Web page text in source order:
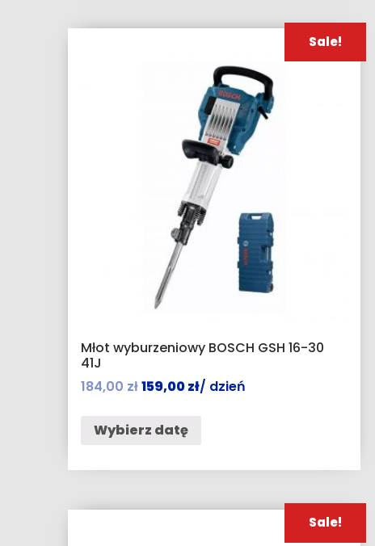
Sale!
Młot wyburzeniowy BOSCH GSH 16-30
41J
184,00 zł159,00zł/ dzień
Wybierz datę
Sale!